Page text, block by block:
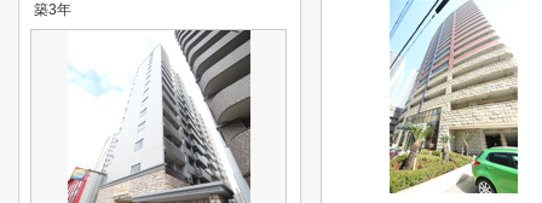
築3年